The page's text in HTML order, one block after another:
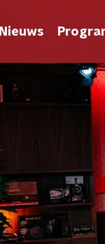
Nieuws